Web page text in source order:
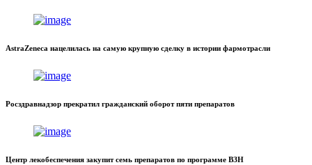
AstraZeneca нацелилась на самую крупную сделку в истории фармотрасли
Росздравнадзор прекратил гражданский оборот пяти препаратов
Центр лекобеспечения закупит семь препаратов по программе ВЗН